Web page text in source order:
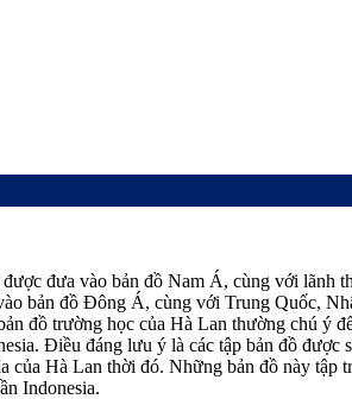
đưa vào bản đồ Nam Á, cùng với lãnh
bản đồ Đông Á, cùng với Trung Quốc,
đồ trường học của Hà Lan thường chú ý
Điều đáng lưu ý là các tập bản đồ được
của Hà Lan thời đó. Những bản đồ này tập
Indonesia.